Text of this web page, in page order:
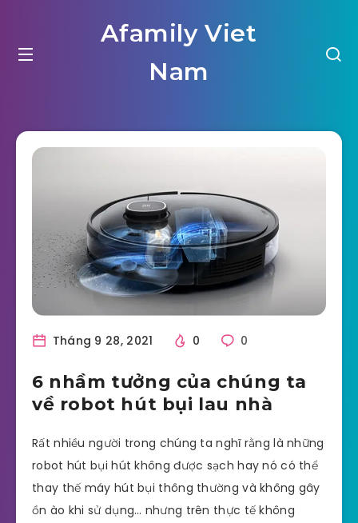
Afamily Viet
Nam
Tháng 9 28, 2021 0 0
6 nhầm tưởng của chúng ta
về robot hút bụi lau nhà
Rất nhiều người trong chúng ta nghĩ rằng là những
robot hút bụi hút không được sạch hay nó có thể
thay thế máy hút bụi thông thường và không gây
ồn ào khi sử dụng… nhưng trên thực tế không